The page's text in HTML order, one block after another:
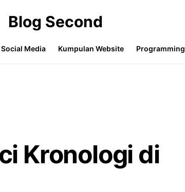
Blog Second
Social Media Kumpulan Website Programming
Kronologi di